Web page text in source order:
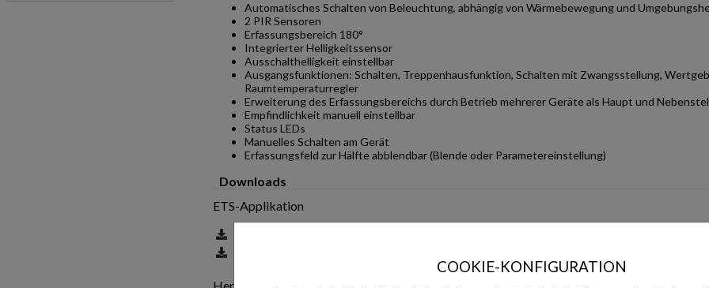
Automatisches Schalten von Beleuchtung, abhängig von Wärmebewegung und
2 PIR Sensoren
Erfassungsbereich 180°
Integrierter Helligkeitssensor
Ausschalthelligkeit einstellbar
Ausgangsfunktionen: Schalten, Treppenhausfunktion, Schalten mit Zwangsstellung,
Raumtemperaturregler
Erweiterung des Erfassungsbereichs durch Betrieb mehrerer Geräte als Haupt und
Empfindlichkeit manuell einstellbar
Status LEDs
Manuelles Schalten am Gerät
Erfassungsfeld zur Hälfte abblendbar (Blende oder Parametereinstellung)
Downloads
ETS-Applikation
COOKIE-KONFIGURATION